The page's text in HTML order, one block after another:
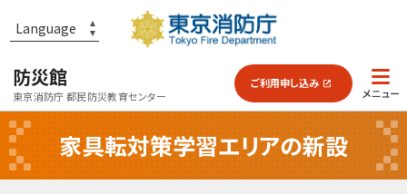
防災館
東京消防庁 都民防災教育センター
防災館とは？
ご利用申し込み
家具転対策学習エリアの新設